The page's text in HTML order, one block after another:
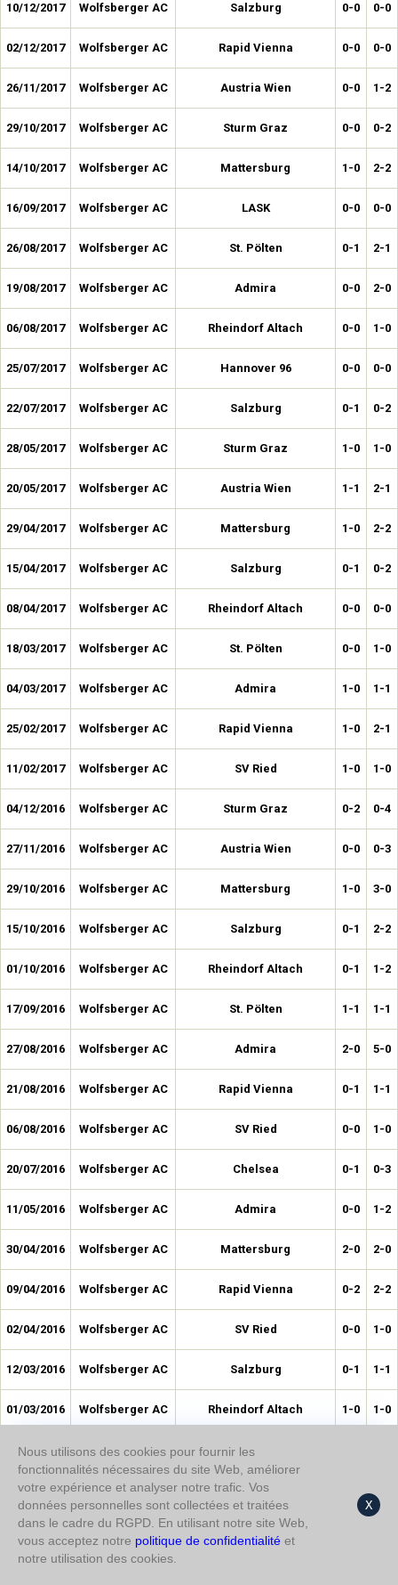
10/12/2017 Wolfsberger AC Salzburg 0-0 0-0
02/12/2017 Wolfsberger AC Rapid Vienna 0-0 0-0
26/11/2017 Wolfsberger AC Austria Wien 0-0 1-2
29/10/2017 Wolfsberger AC Sturm Graz 0-0 0-2
14/10/2017 Wolfsberger AC Mattersburg 1-0 2-2
16/09/2017 Wolfsberger AC LASK 0-0 0-0
26/08/2017 Wolfsberger AC St. Pölten 0-1 2-1
19/08/2017 Wolfsberger AC Admira 0-0 2-0
06/08/2017 Wolfsberger AC Rheindorf Altach 0-0 1-0
25/07/2017 Wolfsberger AC Hannover 96 0-0 0-0
22/07/2017 Wolfsberger AC Salzburg 0-1 0-2
28/05/2017 Wolfsberger AC Sturm Graz 1-0 1-0
20/05/2017 Wolfsberger AC Austria Wien 1-1 2-1
29/04/2017 Wolfsberger AC Mattersburg 1-0 2-2
15/04/2017 Wolfsberger AC Salzburg 0-1 0-2
08/04/2017 Wolfsberger AC Rheindorf Altach 0-0 0-0
18/03/2017 Wolfsberger AC St. Pölten 0-0 1-0
04/03/2017 Wolfsberger AC Admira 1-0 1-1
25/02/2017 Wolfsberger AC Rapid Vienna 1-0 2-1
11/02/2017 Wolfsberger AC SV Ried 1-0 1-0
04/12/2016 Wolfsberger AC Sturm Graz 0-2 0-4
27/11/2016 Wolfsberger AC Austria Wien 0-0 0-3
29/10/2016 Wolfsberger AC Mattersburg 1-0 3-0
15/10/2016 Wolfsberger AC Salzburg 0-1 2-2
01/10/2016 Wolfsberger AC Rheindorf Altach 0-1 1-2
17/09/2016 Wolfsberger AC St. Pölten 1-1 1-1
27/08/2016 Wolfsberger AC Admira 2-0 5-0
21/08/2016 Wolfsberger AC Rapid Vienna 0-1 1-1
06/08/2016 Wolfsberger AC SV Ried 0-0 1-0
20/07/2016 Wolfsberger AC Chelsea 0-1 0-3
11/05/2016 Wolfsberger AC Admira 0-0 1-2
30/04/2016 Wolfsberger AC Mattersburg 2-0 2-0
09/04/2016 Wolfsberger AC Rapid Vienna 0-2 2-2
02/04/2016 Wolfsberger AC SV Ried 0-0 1-0
12/03/2016 Wolfsberger AC Salzburg 0-1 1-1
01/03/2016 Wolfsberger AC Rheindorf Altach 1-0 1-0
20/02/2016 Wolfsberger AC Grödig
13/02/2016 Wolfsberger AC Sturm Graz
05/12/2015 Wolfsberger AC Austria Wien
Nous utilisons des cookies pour fournir les
fonctionnalités nécessaires du site Web, améliorer
votre expérience et analyser notre trafic. Vos
données personnelles sont collectées et traitées
dans le cadre du RGPD. En utilisant notre site Web,
vous acceptez notre politique de confidentialité et
notre utilisation des cookies.
X